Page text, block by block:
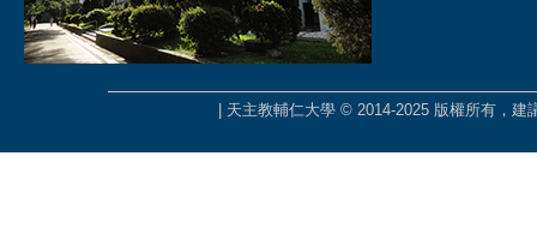
| 天主教輔仁大學 © 2014-2025 版權所有，